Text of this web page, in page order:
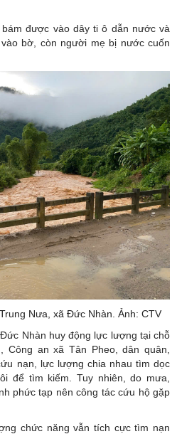
được vào dây ti ô dẫn nước và
bờ, còn người mẹ bị nước cuốn
Nưa, xã Đức Nhàn. Ảnh: CTV
Nhàn huy động lực lượng tại chỗ
an xã Tân Pheo, dân quân,
nạn, lực lượng chia nhau tìm dọc
để tìm kiếm. Tuy nhiên, do mưa,
phức tạp nên công tác cứu hộ gặp
chức năng vẫn tích cực tìm nạn